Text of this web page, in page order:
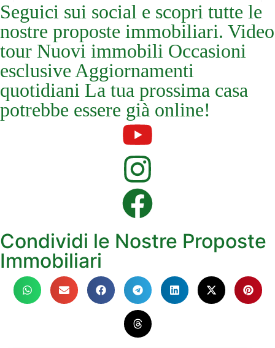
Seguici sui social e scopri tutte le
nostre proposte immobiliari. Video
tour Nuovi immobili Occasioni
esclusive Aggiornamenti
quotidiani La tua prossima casa
potrebbe essere già online!
Condividi le Nostre Proposte
Immobiliari